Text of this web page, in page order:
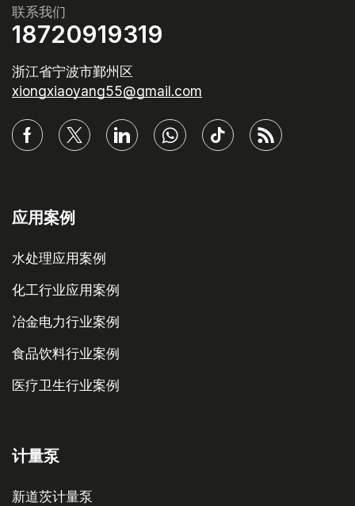
联系我们
18720919319
浙江省宁波市鄞州区
xiongxiaoyang55@gmail.com
应用案例
水处理应用案例
化工行业应用案例
冶金电力行业案例
食品饮料行业案例
医疗卫生行业案例
计量泵
新道茨计量泵